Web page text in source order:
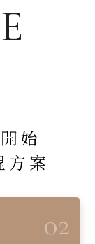
始
方案
02